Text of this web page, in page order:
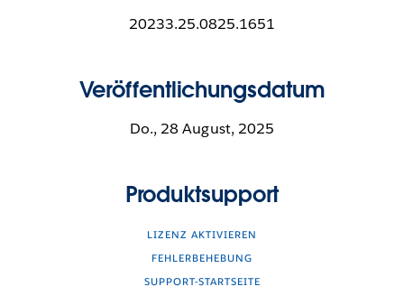
20233.25.0825.1651
Veröffentlichungsdatum
Do., 28 August, 2025
Produktsupport
LIZENZ AKTIVIEREN
FEHLERBEHEBUNG
SUPPORT-STARTSEITE